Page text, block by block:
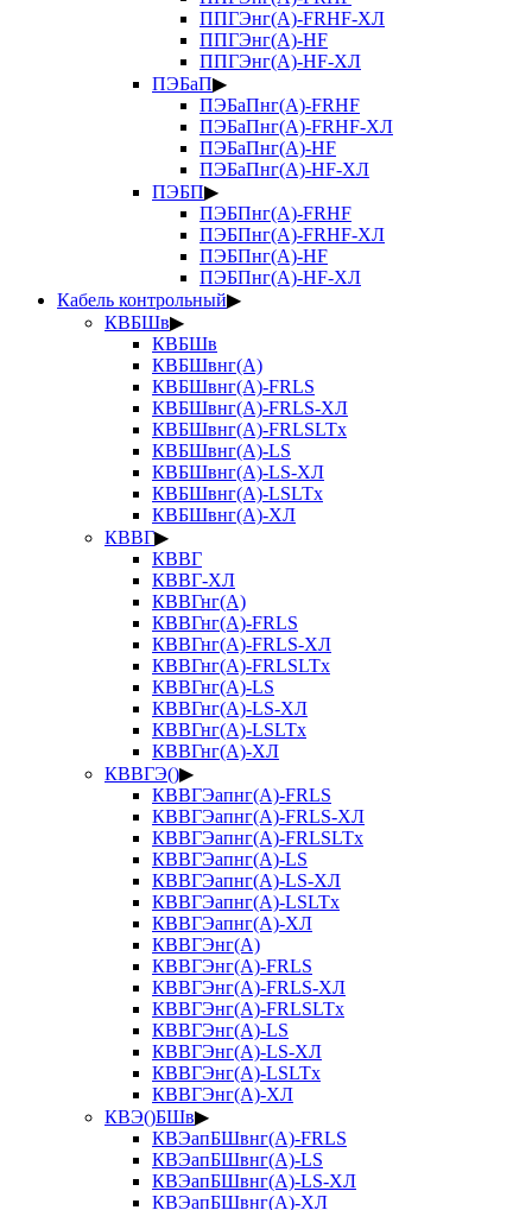
ППГЭнг(А)-FRHF-ХЛ
ППГЭнг(А)-HF
ППГЭнг(А)-HF-ХЛ
ПЭБаП▶
ПЭБаПнг(А)-FRHF
ПЭБаПнг(А)-FRHF-ХЛ
ПЭБаПнг(А)-HF
ПЭБаПнг(А)-HF-ХЛ
ПЭБП▶
ПЭБПнг(А)-FRHF
ПЭБПнг(А)-FRHF-ХЛ
ПЭБПнг(А)-HF
ПЭБПнг(А)-HF-ХЛ
Кабель контрольный▶
КВБШв▶
КВБШв
КВБШвнг(А)
КВБШвнг(А)-FRLS
КВБШвнг(А)-FRLS-ХЛ
КВБШвнг(А)-FRLSLTx
КВБШвнг(А)-LS
КВБШвнг(А)-LS-ХЛ
КВБШвнг(А)-LSLTx
КВБШвнг(А)-ХЛ
КВВГ▶
КВВГ
КВВГ-ХЛ
КВВГнг(А)
КВВГнг(А)-FRLS
КВВГнг(А)-FRLS-ХЛ
КВВГнг(А)-FRLSLTx
КВВГнг(А)-LS
КВВГнг(А)-LS-ХЛ
КВВГнг(А)-LSLTx
КВВГнг(А)-ХЛ
КВВГЭ()▶
КВВГЭапнг(А)-FRLS
КВВГЭапнг(А)-FRLS-ХЛ
КВВГЭапнг(А)-FRLSLTx
КВВГЭапнг(А)-LS
КВВГЭапнг(А)-LS-ХЛ
КВВГЭапнг(А)-LSLTx
КВВГЭапнг(А)-ХЛ
КВВГЭнг(А)
КВВГЭнг(А)-FRLS
КВВГЭнг(А)-FRLS-ХЛ
КВВГЭнг(А)-FRLSLTx
КВВГЭнг(А)-LS
КВВГЭнг(А)-LS-ХЛ
КВВГЭнг(А)-LSLTx
КВВГЭнг(А)-ХЛ
КВЭ()БШв▶
КВЭапБШвнг(А)-FRLS
КВЭапБШвнг(А)-LS
КВЭапБШвнг(А)-LS-ХЛ
КВЭапБШвнг(А)-ХЛ